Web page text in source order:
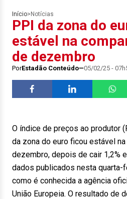
Início> Notícias
PPI da zona do
estável na
de dezembro
PorEstadão Conteúdo 05/02/25 -
O índice de preços ao produtor
da zona do euro ficou estável
dezembro, depois de cair 1,2%
dados publicados nesta quarta-
como é conhecida a agência
União Europeia. O resultado de